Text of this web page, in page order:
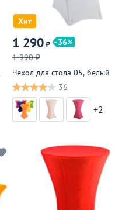
Хит
1 290₽
36
1 990 ₽
Чехол для стола 05, белый
36
+2